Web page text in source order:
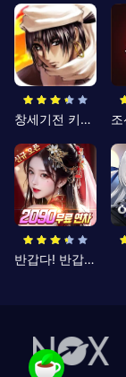
창세기전 키우기
반갑다! 반갑삼국지